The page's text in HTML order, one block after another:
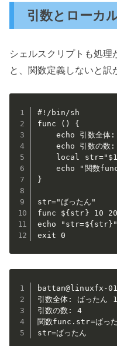
引数とローカ
シェルスクリプトも処理
と、関数定義しないと訳
#!/bin/sh
func () {
echo 引数全体
echo 引数の数
local str="$1
echo "関数
}
str="ばったん"
func ${str} 10
echo "str=${str}"
exit 0
battan@linuxfx-
引数全体: ばったん
引数の数: 4
関数func.str=ばった
str=ばったん